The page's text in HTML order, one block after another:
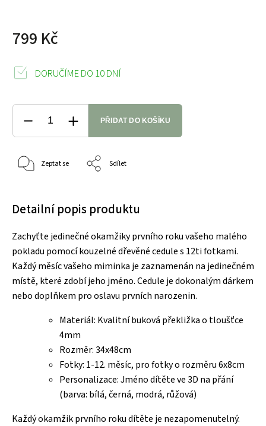
799 Kč
DORUČÍME DO 10 DNÍ
PŘIDAT DO KOŠÍKU
Zeptat se Sdílet
Detailní popis produktu
Zachyťte jedinečné okamžiky prvního roku vašeho malého
pokladu pomocí kouzelné dřevěné cedule s 12ti fotkami.
Každý měsíc vašeho miminka je zaznamenán na jedinečném
místě, které zdobí jeho jméno. Cedule je dokonalým dárkem
nebo doplňkem pro oslavu prvních narozenin.
Materiál: Kvalitní buková překližka o tloušťce
4mm
Rozměr: 34x48cm
Fotky: 1-12. měsíc, pro fotky o rozměru 6x8cm
Personalizace: Jméno dítěte ve 3D na přání
(barva: bílá, černá, modrá, růžová)
Každý okamžik prvního roku dítěte je nezapomenutelný.